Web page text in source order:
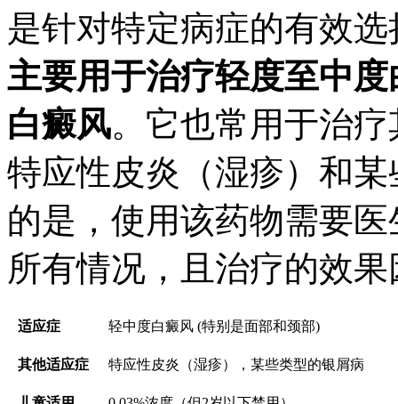
是针对特定病症的有效
主要用于治疗轻度至中
白癜风。它也常用于治
特应性皮炎（湿疹）和
的是，使用该药物需要
所有情况，且治疗的效
适应症 轻中度白癜风 (特别是面部和颈部)
其他适应症 特应性皮炎（湿疹），某些类型的银屑病